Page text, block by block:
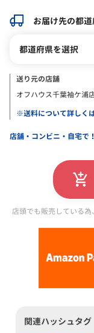
お届け先の都
都道府県を選択
送り元の店舗
オフハウス千葉袖ケ浦
※送料について詳しく
店舗・コンビニ・自宅で
店頭でも販売している
関連ハッシュタグ